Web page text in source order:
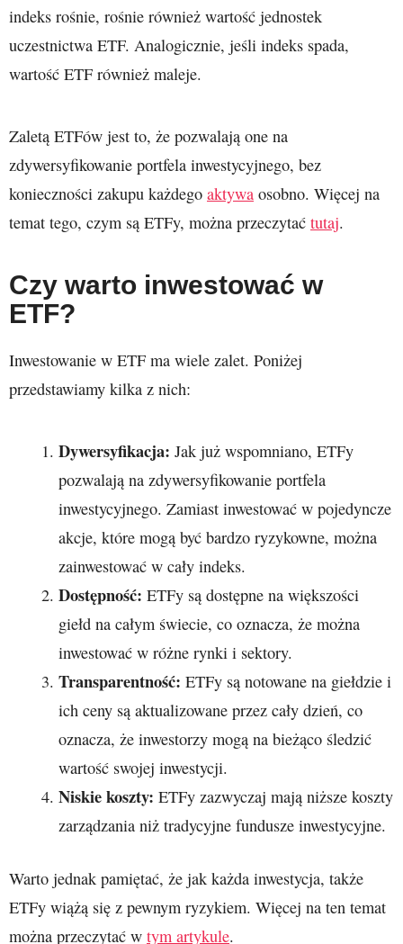
indeks rośnie, rośnie również wartość jednostek
uczestnictwa ETF. Analogicznie, jeśli indeks spada,
wartość ETF również maleje.
Zaletą ETFów jest to, że pozwalają one na
zdywersyfikowanie portfela inwestycyjnego, bez
konieczności zakupu każdego aktywa osobno. Więcej na
temat tego, czym są ETFy, można przeczytać tutaj.
Czy warto inwestować w
ETF?
Inwestowanie w ETF ma wiele zalet. Poniżej
przedstawiamy kilka z nich:
Dywersyfikacja: Jak już wspomniano, ETFy
pozwalają na zdywersyfikowanie portfela
inwestycyjnego. Zamiast inwestować w pojedyncze
akcje, które mogą być bardzo ryzykowne, można
zainwestować w cały indeks.
Dostępność: ETFy są dostępne na większości
giełd na całym świecie, co oznacza, że można
inwestować w różne rynki i sektory.
Transparentność: ETFy są notowane na giełdzie i
ich ceny są aktualizowane przez cały dzień, co
oznacza, że inwestorzy mogą na bieżąco śledzić
wartość swojej inwestycji.
Niskie koszty: ETFy zazwyczaj mają niższe koszty
zarządzania niż tradycyjne fundusze inwestycyjne.
Warto jednak pamiętać, że jak każda inwestycja, także
ETFy wiążą się z pewnym ryzykiem. Więcej na ten temat
można przeczytać w tym artykule.